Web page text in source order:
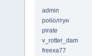
admin
роболтун
pirate
v_rotter_dam
freexa77